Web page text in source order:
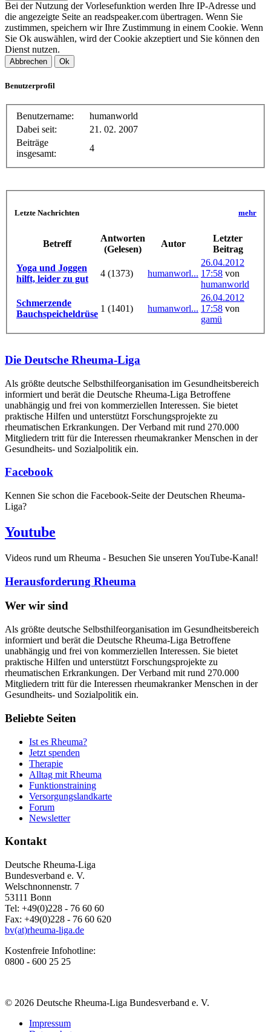
Bei der Nutzung der Vorlesefunktion werden Ihre IP-Adresse und
die angezeigte Seite an readspeaker.com übertragen. Wenn Sie
zustimmen, speichern wir Ihre Zustimmung in einem Cookie. Wenn
Sie Ok auswählen, wird der Cookie akzeptiert und Sie können den
Dienst nutzen.
Abbrechen Ok
Benutzerprofil
Benutzername:
humanworld
Dabei seit:
21. 02. 2007
Beiträge
insgesamt:
4
Letzte Nachrichten mehr
Betreff
Antworten
(Gelesen)
Autor
Letzter
Beitrag
Yoga und Joggen
hilft, leider zu gut
4 (1373) humanworl...
26.04.2012
17:58 von
humanworld
Schmerzende
Bauchspeicheldrüse
1 (1401) humanworl...
26.04.2012
17:58 von
gamü
Die Deutsche Rheuma-Liga
Als größte deutsche Selbsthilfe­organisation im Gesundheitsbereich
informiert und berät die Deutsche Rheuma-Liga Betroffene
unabhängig und frei von kommerziellen Interessen. Sie bietet
praktische Hilfen und unterstützt Forschungsprojekte zu
rheumatischen Erkrankungen. Der Verband mit rund 270.000
Mitgliedern tritt für die Interessen rheumakranker Menschen in der
Gesundheits- und Sozialpolitik ein.
Facebook
Kennen Sie schon die Facebook-Seite der Deutschen Rheuma-
Liga?
Youtube
Videos rund um Rheuma - Besuchen Sie unseren YouTube-Kanal!
Herausforderung Rheuma
Wer wir sind
Als größte deutsche Selbsthilfeorganisation im Gesundheitsbereich
informiert und berät die Deutsche Rheuma-Liga Betroffene
unabhängig und frei von kommerziellen Interessen. Sie bietet
praktische Hilfen und unterstützt Forschungsprojekte zu
rheumatischen Erkrankungen. Der Verband mit rund 270.000
Mitgliedern tritt für die Interessen rheumakranker Menschen in der
Gesundheits- und Sozialpolitik ein.
Beliebte Seiten
Ist es Rheuma?
Jetzt spenden
Therapie
Alltag mit Rheuma
Funktionstraining
Versorgungslandkarte
Forum
Newsletter
Kontakt
Deutsche Rheuma-Liga
Bundesverband e. V.
Welschnonnenstr. 7
53111 Bonn
Tel: +49(0)228 - 76 60 60
Fax: +49(0)228 - 76 60 620
bv(at)rheuma-liga.de
Kostenfreie Infohotline:
0800 - 600 25 25
© 2026 Deutsche Rheuma-Liga Bundesverband e. V.
Impressum